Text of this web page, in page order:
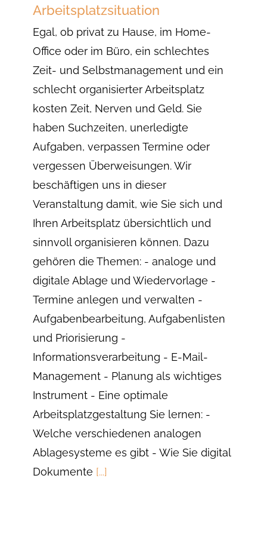
Arbeitsplatzsituation
Egal, ob privat zu Hause, im Home-
Office oder im Büro, ein schlechtes
Zeit- und Selbstmanagement und ein
schlecht organisierter Arbeitsplatz
kosten Zeit, Nerven und Geld. Sie
haben Suchzeiten, unerledigte
Aufgaben, verpassen Termine oder
vergessen Überweisungen. Wir
beschäftigen uns in dieser
Veranstaltung damit, wie Sie sich und
Ihren Arbeitsplatz übersichtlich und
sinnvoll organisieren können. Dazu
gehören die Themen: - analoge und
digitale Ablage und Wiedervorlage -
Termine anlegen und verwalten -
Aufgabenbearbeitung, Aufgabenlisten
und Priorisierung -
Informationsverarbeitung - E-Mail-
Management - Planung als wichtiges
Instrument - Eine optimale
Arbeitsplatzgestaltung Sie lernen: -
Welche verschiedenen analogen
Ablagesysteme es gibt - Wie Sie digital
Dokumente [...]